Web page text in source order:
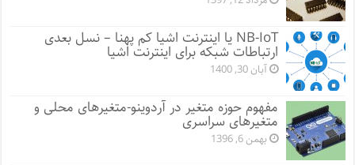
NB-IoT یا اینترنت اشیا کم پهنا – نسل بعدی
ارتباطات شبکه برای اینترنت اشیا
آبان 30, 1400
مفهوم حوزه متغیر در آردوینو-متغیرهای محلی و
متغیرهای سراسری
بهمن 6, 1396